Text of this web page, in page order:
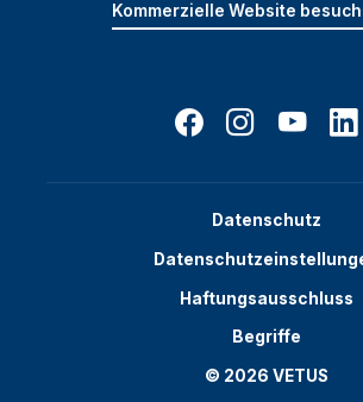
Kommerzielle Website
Datenschutz
Haftungsausschluss
Begriffe
© 2026 VETUS